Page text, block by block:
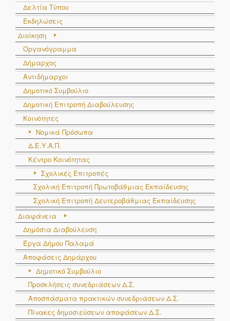
Δελτία Τύπου
Εκδηλώσεις
Διοίκηση
Οργανόγραμμα
Δήμαρχος
Αντιδήμαρχοι
Δημοτικό Συμβούλιο
Δημοτική Επιτροπή Διαβούλευσης
Κοινότητες
Νομικά Πρόσωπα
Δ.Ε.Υ.Α.Π.
Κέντρο Κοινότητας
Σχολικές Επιτροπές
Σχολική Επιτροπή Πρωτοβάθμιας Εκπαίδευσης
Σχολική Επιτροπή Δευτεροβάθμιας Εκπαίδευσης
Διαφάνεια
Δημόσια Διαβούλευση
Έργα Δήμου Παλαμά
Αποφάσεις Δημάρχου
Δημοτικό Συμβούλιο
Προσκλήσεις συνεδριάσεων Δ.Σ.
Αποσπάσματα πρακτικών συνεδριάσεων Δ.Σ.
Πίνακες δημοσιεύσεων αποφάσεων Δ.Σ.